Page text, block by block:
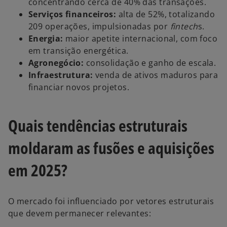
Serviços financeiros: alta de 52%, totalizando
209 operações, impulsionadas por fintechs.
Energia: maior apetite internacional, com foco
em transição energética.
Agronegócio: consolidação e ganho de escala.
Infraestrutura: venda de ativos maduros para
financiar novos projetos.
Quais tendências estruturais
moldaram as fusões e aquisições
em 2025?
O mercado foi influenciado por vetores estruturais
que devem permanecer relevantes: